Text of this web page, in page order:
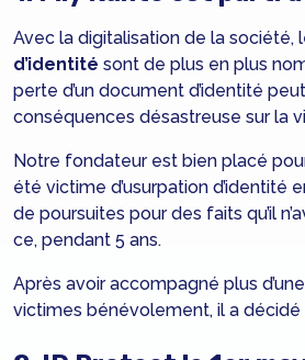
Avec la digitalisation de la société,
d’identité sont de plus en plus
perte d’un document d’identité
conséquences désastreuse sur la
Notre fondateur est bien placé
été victime d’usurpation d’identité
de poursuites pour des faits qu’il
ce, pendant 5 ans.
Après avoir accompagné plus
victimes bénévolement, il a